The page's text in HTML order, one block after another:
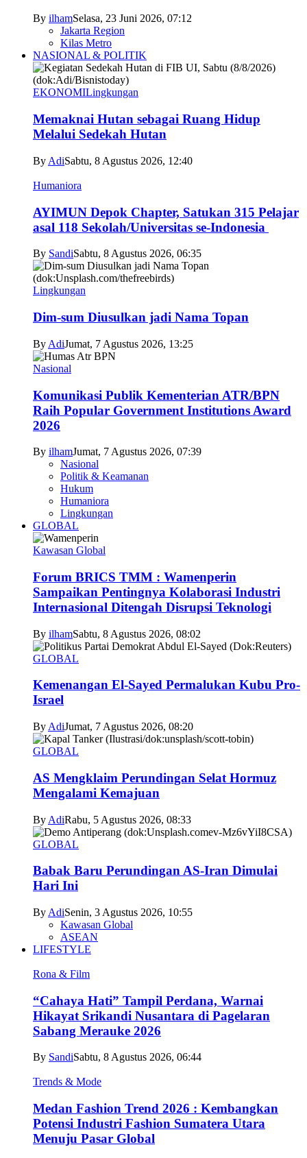
By ilhamSelasa, 23 Juni 2026, 07:12
Jakarta Region
Kilas Metro
NASIONAL & POLITIK
EKONOMILingkungan
Memaknai Hutan sebagai Ruang Hidup
Melalui Sedekah Hutan
By AdiSabtu, 8 Agustus 2026, 12:40
Humaniora
AYIMUN Depok Chapter, Satukan 315 Pelajar
asal 118 Sekolah/Universitas se-Indonesia
By SandiSabtu, 8 Agustus 2026, 06:35
Lingkungan
Dim-sum Diusulkan jadi Nama Topan
By AdiJumat, 7 Agustus 2026, 13:25
Nasional
Komunikasi Publik Kementerian ATR/BPN
Raih Popular Government Institutions Award
2026
By ilhamJumat, 7 Agustus 2026, 07:39
Nasional
Politik & Keamanan
Hukum
Humaniora
Lingkungan
GLOBAL
Kawasan Global
Forum BRICS TMM : Wamenperin
Sampaikan Pentingnya Kolaborasi Industri
Internasional Ditengah Disrupsi Teknologi
By ilhamSabtu, 8 Agustus 2026, 08:02
GLOBAL
Kemenangan El-Sayed Permalukan Kubu Pro-
Israel
By AdiJumat, 7 Agustus 2026, 08:20
GLOBAL
AS Mengklaim Perundingan Selat Hormuz
Mengalami Kemajuan
By AdiRabu, 5 Agustus 2026, 08:33
GLOBAL
Babak Baru Perundingan AS-Iran Dimulai
Hari Ini
By AdiSenin, 3 Agustus 2026, 10:55
Kawasan Global
ASEAN
LIFESTYLE
Rona & Film
“Cahaya Hati” Tampil Perdana, Warnai
Hikayat Srikandi Nusantara di Pagelaran
Sabang Merauke 2026
By SandiSabtu, 8 Agustus 2026, 06:44
Trends & Mode
Medan Fashion Trend 2026 : Kembangkan
Potensi Industri Fashion Sumatera Utara
Menuju Pasar Global